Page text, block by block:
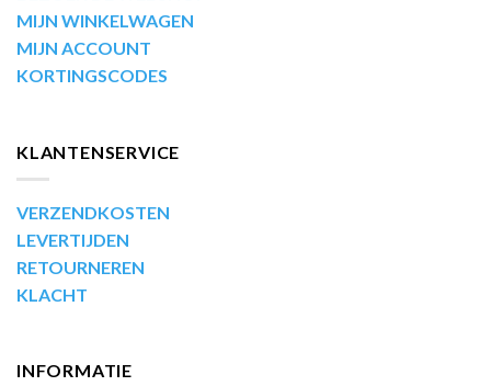
MIJN WINKELWAGEN
MIJN ACCOUNT
KORTINGSCODES
KLANTENSERVICE
VERZENDKOSTEN
LEVERTIJDEN
RETOURNEREN
KLACHT
INFORMATIE